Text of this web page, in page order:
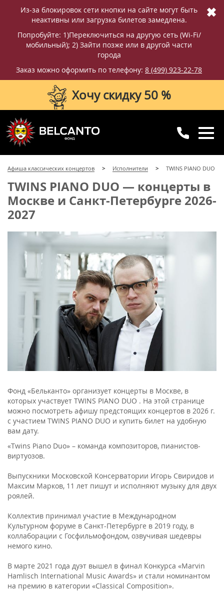
Из-за блокировок сети кнопки на сайте могут быть
неактивны или загрузка билетов замедлена.
Попробуйте: 1)Переключиться на другую сеть (Wi-Fi/
мобильный); 2) Зайти позже или в другой части
города
Заказ можно оформить по телефону: 8 (499) 923-22-78
✖
Хочу скидку 50 %
8 (499) 923-22-78
8 (800) 770-09-71
Афиша классических концертов Исполнители TWINS PIANO DUO
TWINS PIANO DUO — концерты в
Москве и Санкт-Петербурге 2026-
2027
Фонд «Бельканто» организует концерты в Москве, в
которых участвует TWINS PIANO DUO . На этой странице
можно посмотреть афишу предстоящих концертов в 2026 г.
с участием TWINS PIANO DUO и купить билет на удобную
вам дату.
«Twins Piano Duo» – команда композиторов, пианистов-
виртуозов.
Выпускники Московской Консерватории Игорь Свиридов и
Максим Марков, 11 лет пишут и исполняют музыку для двух
роялей.
Коллектив принимал участие в Международном
Культурном форуме в Санкт-Петербурге в 2019 году, в
коллаборации с Госфильмофондом, озвучивая шедевры
немого кино.
В марте 2021 года дуэт вышел в финал Конкурса «Marvin
Hamlisch International Music Awards» и стали номинантом
на премию в категории «Classical Composition».